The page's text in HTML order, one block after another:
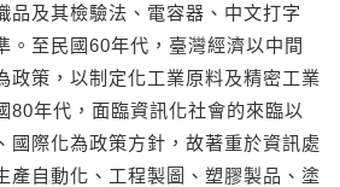
品及其檢驗法、電容器、中文打字
。至民國60年代，臺灣經濟以中間
政策，以制定化工業原料及精密工業
80年代，面臨資訊化社會的來臨以
國際化為政策方針，故著重於資訊處
產自動化、工程製圖、塑膠製品、塗